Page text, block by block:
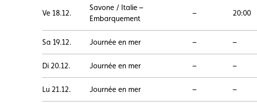
Ve 18.12.
Savone / Italie –
Embarquement
– 20:00
Sa 19.12. Journée en mer – –
Di 20.12. Journée en mer – –
Lu 21.12. Journée en mer – –